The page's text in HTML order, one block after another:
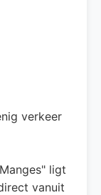
verkeer
ligt
vanuit